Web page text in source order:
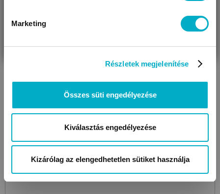
Marketing
Részletek megjelenítése
Összes süti engedélyezése
Kiválasztás engedélyezése
Kizárólag az elengedhetetlen sütiket használja
Bing - A magas csúszda gyerekkönyv
VÁRANDÓS
AJÁNDÉKOT